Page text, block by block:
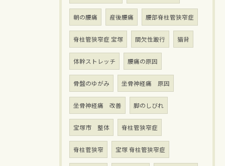
朝の腰痛 産後腰痛 腰部脊柱管狭窄症
脊柱管狭窄症 宝塚 間欠性跛行 猫背
体幹ストレッチ 腰痛の原因
骨盤のゆがみ 坐骨神経痛 原因
坐骨神経痛 改善 脚のしびれ
宝塚市 整体 脊柱管狭窄症
脊柱菅狭窄 宝塚 脊柱管狭窄症